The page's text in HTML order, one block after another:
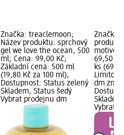
Značka: treaclemoon;
Název produktu: sprchový
gel we love the ocean, 500
ml; Cena: 99,00 Kč;
Základní cena: 500 ml
(19,80 Kč za 100 ml);
Dostupnost: Status zelený
Skladem, Status šedý
Vybrat prodejnu dm
Značka:
69,50
ks
dm
Vybrat